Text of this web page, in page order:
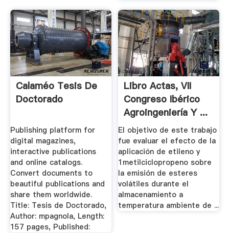
Calaméo Tesis De
Doctorado
Publishing platform for
digital magazines,
interactive publications
and online catalogs.
Convert documents to
beautiful publications and
share them worldwide.
Title: Tesis de Doctorado,
Author: mpagnola, Length:
157 pages, Published:
Libro Actas, VII
Congreso Ibérico
Agroingeniería Y ...
El objetivo de este trabajo
fue evaluar el efecto de la
aplicación de etileno y
1metilciclopropeno sobre
la emisión de esteres
volátiles durante el
almacenamiento a
temperatura ambiente de ...